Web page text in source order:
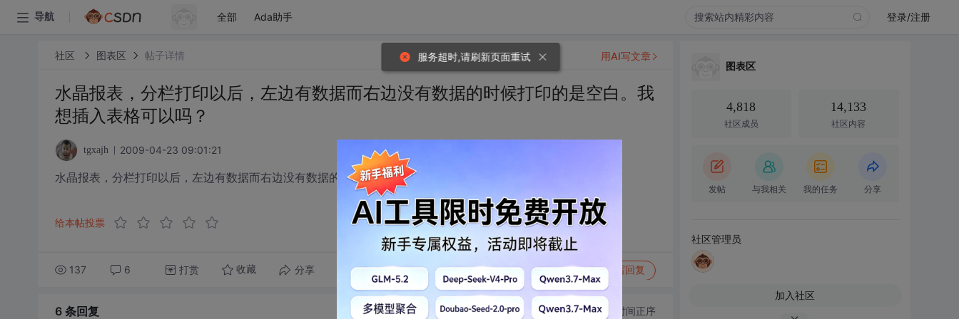
导航 全部 Ada助手 登录/注册
社区 图表区 帖子详情
水晶报表，分栏打印以后，左边有数据而右边没有数据的时候打印的是空白。我
想插入表格可以吗？
tgxajh 2009-04-23 09:01:21
水晶报表，分栏打印以后，左边有数据而右边没有数据的时候打印的是空白。我想插入表格可以吗？
给本帖投票
137 6 打赏 收藏 分享 转发到动态 举报 写回复
用AI写文章
6 条回复 切换为时间正序
图表区
4,818
社区成员
14,133
社区内容
发帖 与我相关 我的任务 分享
社区管理员
加入社区
服务超时,请刷新页面重试